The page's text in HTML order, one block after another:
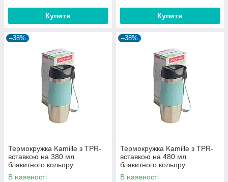
Купити Купити
–38%
Термокружка Kamille з TPR-
вставкою на 380 мл
блакитного кольору
В наявності
–38%
Термокружка Kamille з TPR-
вставкою на 480 мл
блакитного кольору
В наявності